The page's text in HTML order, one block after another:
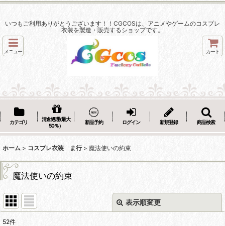
いつもご利用ありがとうございます！！CGCOSは、アニメやゲームのコスプレ
衣装を製造・販売するショップです。
メニュー カート
カテゴリ
清倉処理(最大
50％）
新品予約 ログイン 新規登録 商品検索
ホーム > コスプレ衣装 ま行 > 魔法使いの約束
魔法使いの約束
表示順変更
52件